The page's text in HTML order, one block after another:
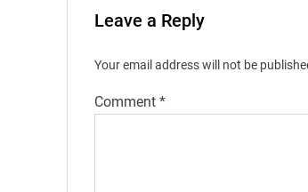
Leave a Reply
Your email address will not be
Comment *